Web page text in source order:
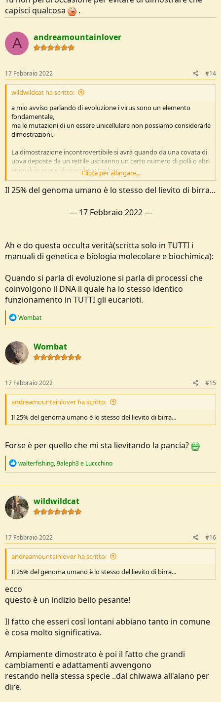
capisci qualcosa
.
A andreamountainlover
17 Febbraio 2022 #14
wildwildcat ha scritto:
a mio avviso parlando di evoluzione i virus sono un elemento
fondamentale,
ma le mutazioni di un essere unicellulare non possiamo considerarle
dimostrazioni.
La dimostrazione incontrovertibile si avrà quando da una covata di
uova deposte da un rettile usciranno un certo numero di polli o altri
animali in grado di riprodursi tra loro.
A mio avviso non manca molto che si riesca ad ottenere una tale
dimostrazione,
---17 Febbraio 2022---
Tu non perdi occasione per evitare di dimostrare che capisci
.
Clicca per allargare...
Il 25% del genoma umano è lo stesso del lievito di birra...
--- 17 Febbraio 2022---
Ah e do questa occulta verità(scritta solo in TUTTI i
manuali di genetica e biologia molecolare e biochimica):
Quando si parla di evoluzione si parla di processi che
coinvolgono il DNA il quale ha lo stesso identico
funzionamento in TUTTI gli eucarioti.
R
c
t
i
o
s
:
Wombat
Wombat
17 Febbraio 2022 #15
andreamountainlover ha scritto:
Il 25% del genoma umano è lo stesso del lievito di birra...
Forse è per quello che mi sta lievitando la pancia?
R
c
t
i
o
n
walterfishing,9aleph3e Luccchino
wildwildcat
17 Febbraio 2022 #16
andreamountainlover ha scritto:
Il 25% del genoma umano è lo stesso del lievito di birra...
ecco
questo è un indizio bello pesante!
Il fatto che esseri così lontani abbiano tanto in comune
è cosa molto significativa.
Ampiamente dimostrato è poi il fatto che grandi
cambiamenti e adattamenti avvengono
restando nella stessa specie ..dal chiwawa all'alano per
dire.